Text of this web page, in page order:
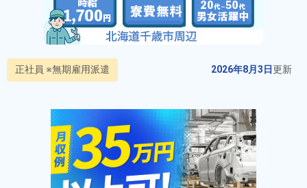
正社員 ※無期雇用派遣 2026年8月3日更新